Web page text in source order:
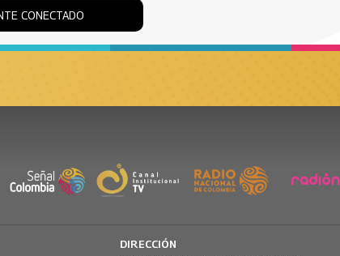
CONECTADO
DIRECCIÓN